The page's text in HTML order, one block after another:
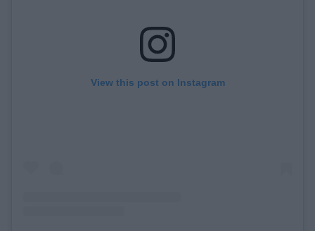
View this post on Instagram